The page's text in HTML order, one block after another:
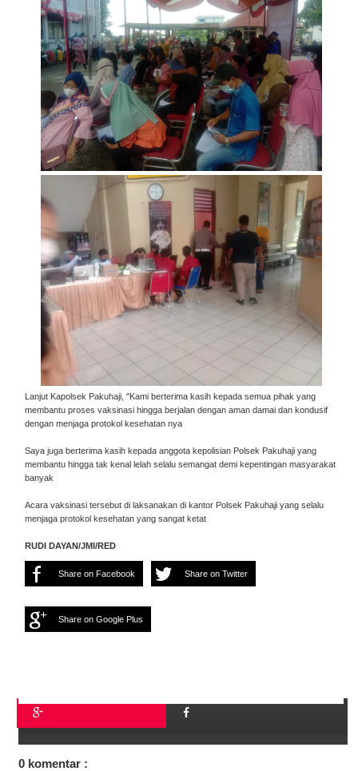
Lanjut Kapolsek Pakuhaji, "Kami berterima kasih kepada semua pihak yang
membantu proses vaksinasi hingga berjalan dengan aman damai dan kondusif
dengan menjaga protokol kesehatan nya
Saya juga berterima kasih kepada anggota kepolisian Polsek Pakuhaji yang
membantu hingga tak kenal lelah selalu semangat demi kepentingan masyarakat
banyak
Acara vaksinasi tersebut di laksanakan di kantor Polsek Pakuhaji yang selalu
menjaga protokol kesehatan yang sangat ketat
RUDI DAYAN/JMI/RED
Share on Facebook Share on Twitter
Share on Google Plus
0 komentar :